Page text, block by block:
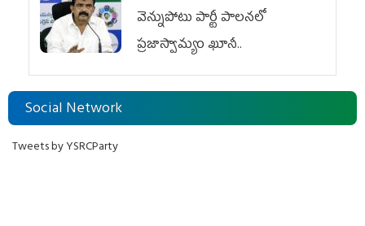
వెన్నుపోటు పార్టీ పాలనలో
ప్రజాస్వామ్యం ఖూనీ..
Social Network
Tweets by YSRCParty